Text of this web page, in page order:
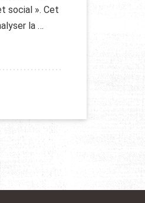
social ». Cet
la …
DU QATAR